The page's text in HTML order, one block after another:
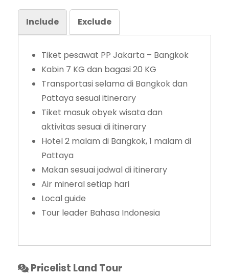
Include Exclude
Tiket pesawat PP Jakarta – Bangkok
Kabin 7 KG dan bagasi 20 KG
Transportasi selama di Bangkok dan
Pattaya sesuai itinerary
Tiket masuk obyek wisata dan
aktivitas sesuai di itinerary
Hotel 2 malam di Bangkok, 1 malam di
Pattaya
Makan sesuai jadwal di itinerary
Air mineral setiap hari
Local guide
Tour leader Bahasa Indonesia
Pricelist Land Tour